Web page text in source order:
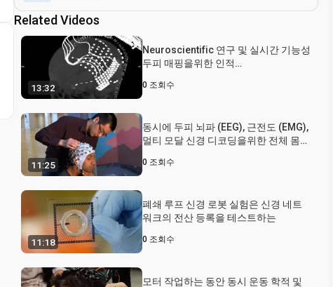
Related Videos
13:32
Neuroscientific 연구 및 실시간 기능성
두피 매핑을위한 인적
녹음하기
0 조회수
11:25
동시에 두피 뇌파 (EEG), 근전도 (EMG),
멀티 모달 신경 디코딩을위한 전체 몸
0 조회수
11:18
폐쇄 루프 신경 로봇 실험은 신경 네트
워크의 전산 등록을 테스트하는
0 조회수
모터 작업하는 동안 동시 운동 학적 및